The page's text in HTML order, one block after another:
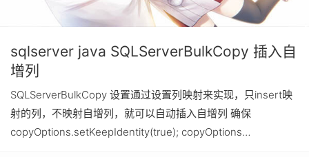
sqlserver java SQLServerBulkCopy 插入自
增列
SQLServerBulkCopy 设置通过设置列映射来实现，只insert映
射的列，不映射自增列，就可以自动插入自增列 确保
copyOptions.setKeepIdentity(true); copyOptions…